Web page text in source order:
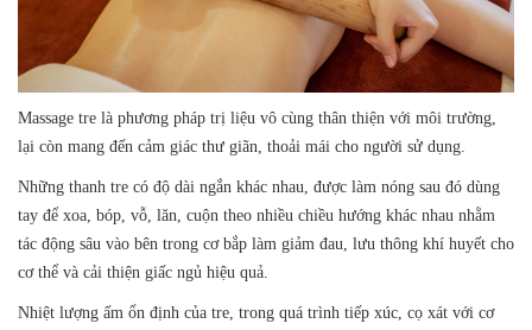
Massage tre là phương pháp trị liệu vô cùng thân thiện với môi trường,
lại còn mang đến cảm giác thư giãn, thoải mái cho người sử dụng.
Những thanh tre có độ dài ngắn khác nhau, được làm nóng sau đó dùng
tay để xoa, bóp, vỗ, lăn, cuộn theo nhiều chiều hướng khác nhau nhằm
tác động sâu vào bên trong cơ bắp làm giảm đau, lưu thông khí huyết cho
cơ thể và cải thiện giấc ngủ hiệu quả.
Nhiệt lượng ấm ổn định của tre, trong quá trình tiếp xúc, cọ xát với cơ